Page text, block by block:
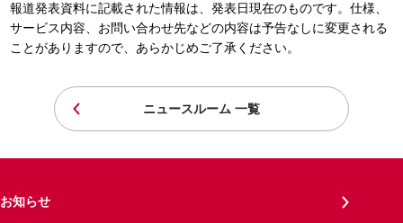
報道発表資料に記載された情報は、発表日現在のものです。仕様、
サービス内容、お問い合わせ先などの内容は予告なしに変更される
ことがありますので、あらかじめご了承ください。
ニュースルーム 一覧
お知らせ